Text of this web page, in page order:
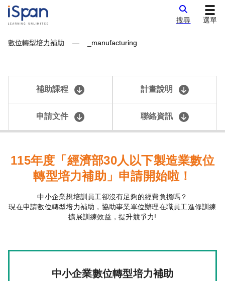
搜尋 選單
數位轉型培力補助 — _manufacturing
補助課程 計畫說明
申請文件 聯絡資訊
115年度「經濟部30人以下製造業數位
轉型培力補助」申請開始啦！
中小企業想培訓員工卻沒有足夠的經費負擔嗎？
現在申請數位轉型培力補助，協助事業單位辦理在職員工進修訓練
擴展訓練效益，提升競爭力!
中小企業數位轉型培力補助